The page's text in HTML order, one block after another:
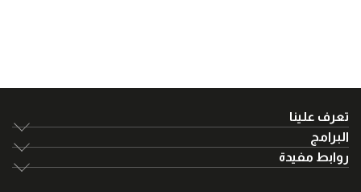
تعرف علينا
البرامج
روابط مفيدة